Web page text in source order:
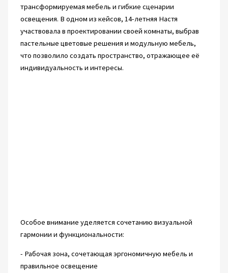
трансформируемая мебель и гибкие сценарии
освещения. В одном из кейсов, 14-летняя Настя
участвовала в проектировании своей комнаты, выбрав
пастельные цветовые решения и модульную мебель,
что позволило создать пространство, отражающее её
индивидуальность и интересы.
Особое внимание уделяется сочетанию визуальной
гармонии и функциональности:
- Рабочая зона, сочетающая эргономичную мебель и
правильное освещение